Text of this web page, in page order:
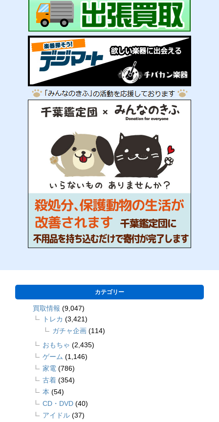
カテゴリー
買取情報 (9,047)
トレカ (3,421)
ガチャ企画 (114)
おもちゃ (2,435)
ゲーム (1,146)
家電 (786)
古着 (354)
本 (54)
CD・DVD (40)
アイドル (37)